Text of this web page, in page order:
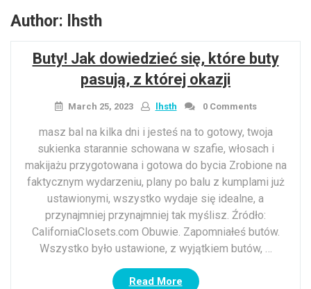
Author: lhsth
Buty! Jak dowiedzieć się, które buty
pasują, z której okazji
March 25, 2023 lhsth 0 Comments
masz bal na kilka dni i jesteś na to gotowy, twoja
sukienka starannie schowana w szafie, włosach i
makijażu przygotowana i gotowa do bycia Zrobione na
faktycznym wydarzeniu, plany po balu z kumplami już
ustawionymi, wszystko wydaje się idealne, a
przynajmniej przynajmniej tak myślisz. Źródło:
CaliforniaClosets.com Obuwie. Zapomniałeś butów.
Wszystko było ustawione, z wyjątkiem butów, …
Read More“Buty!